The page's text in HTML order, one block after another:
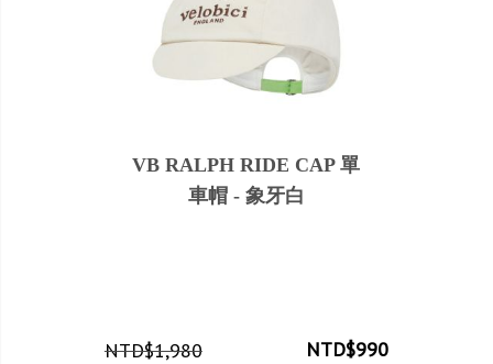
VB RALPH RIDE CAP 單
車帽 - 象牙白
NTD$990
NTD$1,980